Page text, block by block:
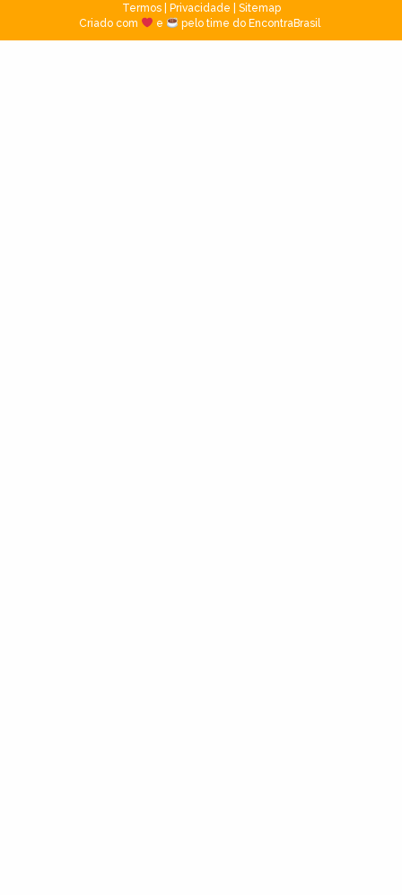
Termos| Privacidade
Sitemap
Criado com
e pelo time do EncontraBrasil